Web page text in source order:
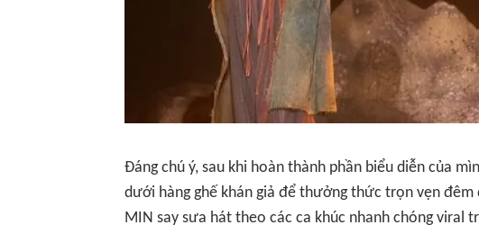
Đáng chú ý, sau khi hoàn thành phần biểu diễn của
dưới hàng ghế khán giả để thưởng thức trọn vẹn
MIN say sưa hát theo các ca khúc nhanh chóngviral